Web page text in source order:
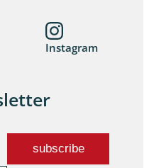
Instagram